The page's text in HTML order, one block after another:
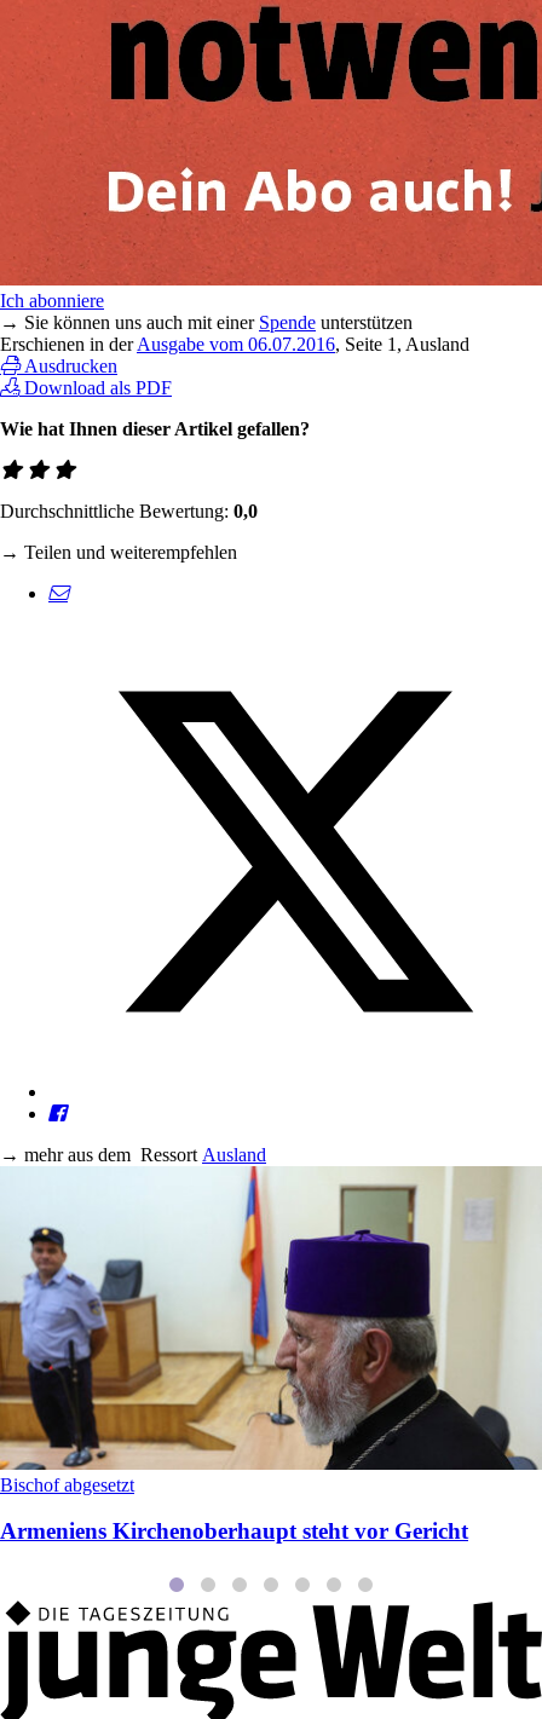
Ich abonniere
→ Sie können uns auch mit einer Spende unterstützen
Erschienen in derAusgabe vom 06.07.2016, Seite 1, Ausland
Ausdrucken
Download als PDF
Wie hat Ihnen dieser Artikel gefallen?
Durchschnittliche Bewertung: 0,0
→ Teilen und weiterempfehlen
→ mehr aus dem Ressort Ausland
Bischof abgesetzt
Armeniens Kirchenoberhaupt steht vor Gericht